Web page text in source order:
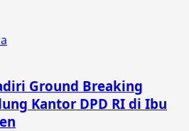
Ground Breaking
Kantor DPD RI di Ibu